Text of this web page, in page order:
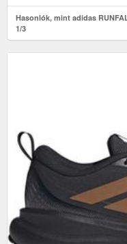
Hasonlók, mint adidas
1/3